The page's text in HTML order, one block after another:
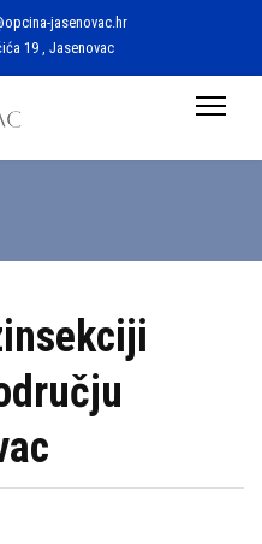
jasenovac.hr
19 , Jasenovac